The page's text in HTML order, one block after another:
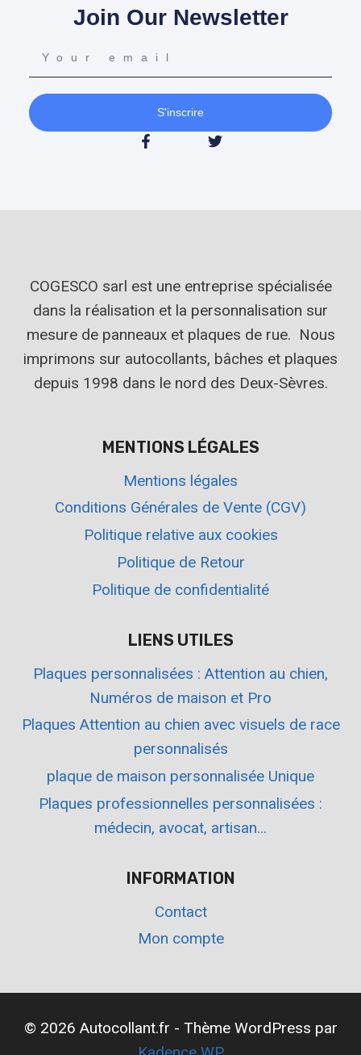
Join Our Newsletter
S'inscrire
COGESCO sarl est une entreprise spécialisée
dans la réalisation et la personnalisation sur
mesure de panneaux et plaques de rue. Nous
imprimons sur autocollants, bâches et plaques
depuis 1998 dans le nord des Deux-Sèvres.
MENTIONS LÉGALES
Mentions légales
Conditions Générales de Vente (CGV)
Politique relative aux cookies
Politique de Retour
Politique de confidentialité
LIENS UTILES
Plaques personnalisées : Attention au chien,
Numéros de maison et Pro
Plaques Attention au chien avec visuels de race
personnalisés
plaque de maison personnalisée Unique
Plaques professionnelles personnalisées :
médecin, avocat, artisan…
INFORMATION
Contact
Mon compte
© 2026 Autocollant.fr - Thème WordPress par